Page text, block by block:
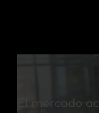
El mercado